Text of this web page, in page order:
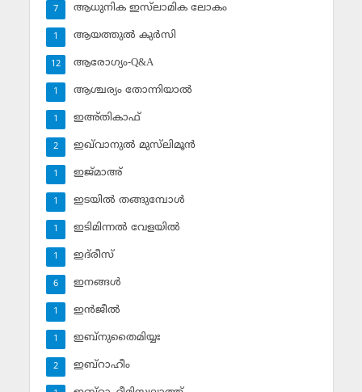
ആധുനിക ഇസ്‌ലാമിക ലോകം
7
ആയത്തുല്‍ കുര്‍സി
1
ആരോഗ്യം-Q&A
12
ആശ്ചര്യം തോന്നിയാല്‍
1
ഇഅ്തികാഫ്‌
1
ഇഖ്‌വാനുല്‍ മുസ്‌ലിമൂന്‍
2
ഇജ്മാഅ്
1
ഇടയില്‍ തങ്ങുമ്പോള്‍
1
ഇടിമിന്നല്‍ വേളയില്‍
1
ഇദ്‌രീസ്‌
1
ഇനങ്ങള്‍
6
ഇന്‍ജീല്‍
1
ഇബ്‌നുതൈമിയ്യഃ
1
ഇബ്‌റാഹീം
2